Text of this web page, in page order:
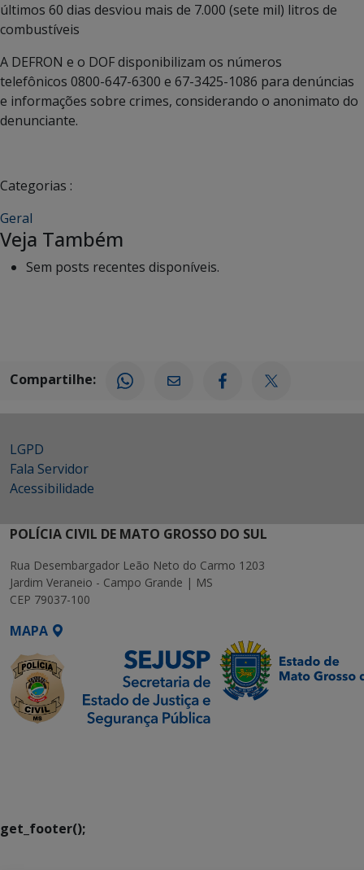
últimos 60 dias desviou mais de 7.000 (sete mil) litros de
combustíveis
A DEFRON e o DOF disponibilizam os números
telefônicos 0800-647-6300 e 67-3425-1086 para denúncias
e informações sobre crimes, considerando o anonimato do
denunciante.
Categorias :
Geral
Veja Também
Sem posts recentes disponíveis.
Compartilhe:
LGPD
Fala Servidor
Acessibilidade
POLÍCIA CIVIL DE MATO GROSSO DO SUL
Rua Desembargador Leão Neto do Carmo 1203
Jardim Veraneio - Campo Grande | MS
CEP 79037-100
MAPA
get_footer();